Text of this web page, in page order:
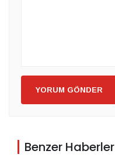
YORUM GÖNDER
Benzer Haberler